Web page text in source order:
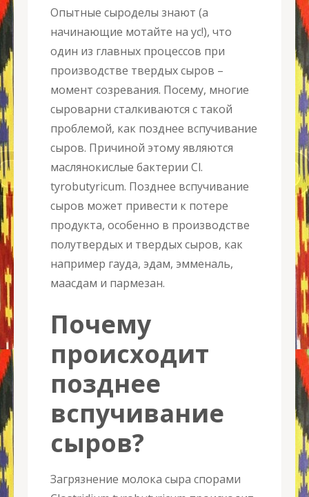
Опытные сыроделы знают (а
начинающие мотайте на ус!), что
один из главных процессов при
производстве твердых сыров –
момент созревания. Посему, многие
сыроварни сталкиваются с такой
проблемой, как позднее вспучивание
сыров. Причиной этому являются
маслянокислые бактерии Cl.
tyrobutyricum. Позднее вспучивание
сыров может привести к потере
продукта, особенно в производстве
полутвердых и твердых сыров, как
например гауда, эдам, эмменаль,
маасдам и пармезан.
Почему
происходит
позднее
вспучивание
сыров?
Загрязнение молока сыра спорами